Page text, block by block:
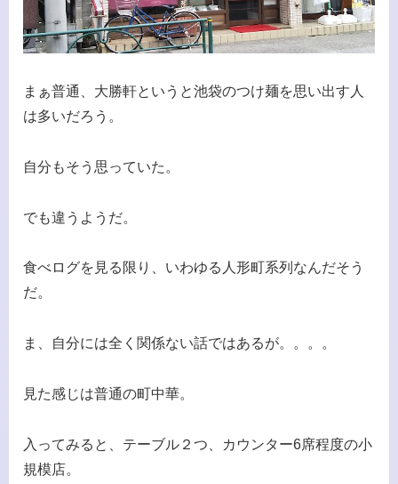
まぁ普通、大勝軒というと池袋のつけ麺を思い出す人
は多いだろう。
自分もそう思っていた。
でも違うようだ。
食べログを見る限り、いわゆる人形町系列なんだそう
だ。
ま、自分には全く関係ない話ではあるが。。。。
見た感じは普通の町中華。
入ってみると、テーブル２つ、カウンター6席程度の小
規模店。